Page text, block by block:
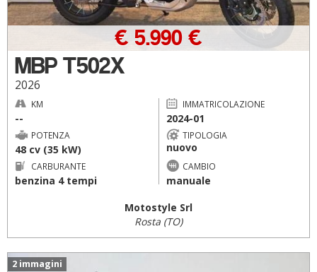
MBP T502X
2026
€ 5.990 €
KM
--
IMMATRICOLAZIONE
2024-01
POTENZA
48 cv (35 kW)
TIPOLOGIA
nuovo
CARBURANTE
benzina 4 tempi
CAMBIO
manuale
Motostyle Srl
Rosta (TO)
2 immagini